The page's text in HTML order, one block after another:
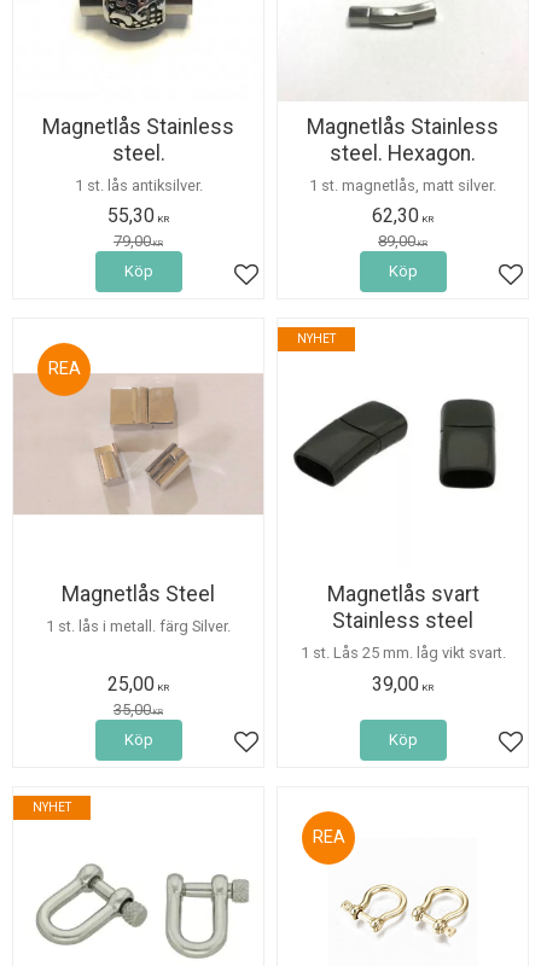
Magnetlås Stainless
steel.
1 st. lås antiksilver.
55,30 KR
79,00KR
Lägg till i favoriter
Köp
Magnetlås Stainless
steel. Hexagon.
1 st. magnetlås, matt silver.
62,30 KR
89,00KR
Köp
Magnetlås Steel
1 st. lås i metall. färg Silver.
25,00 KR
35,00KR
29%
Lägg till i favoriter
Köp
Magnetlås svart
Stainless steel
1 st. Lås 25 mm. låg vikt svart.
39,00 KR
NYHET
Köp
NYHET
20%